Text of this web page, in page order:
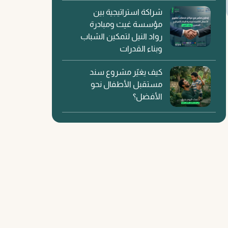
شراكة استراتيجية بين
مؤسسة غيث ومبادرة
رواد النيل لتمكين الشباب
وبناء القدرات
كيف يغيّر مشروع سند
مستقبل الأطفال نحو
الأفضل؟